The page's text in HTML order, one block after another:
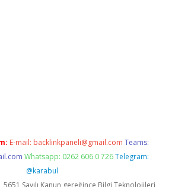
E-mail: backlinkpaneli@gmail.com Teams:
Whatsapp: 0262 606 0 726 Telegram:
@karabul
5651 Sayılı Kanun gereğince Bilgi Teknolojileri